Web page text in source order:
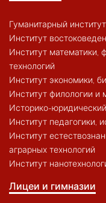
Гуманитарный
Институт
Институт математики,
технологий
Институт экономики,
Институт филологии и
Историко-
Институт педагогики,
Институт
аграрных технологий
Институт
Лицеи и гимназии